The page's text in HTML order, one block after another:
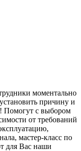
моментально
причину и
Помогут с выбором
от требований
мастер-класс по
для Вас наши